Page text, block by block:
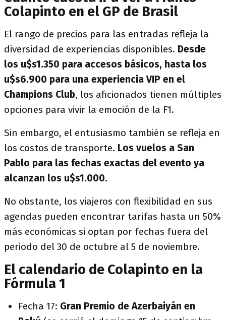
Colapinto en el GP de Brasil
El rango de precios para las entradas refleja la
diversidad de experiencias disponibles. Desde
los u$s1.350 para accesos básicos, hasta los
u$s6.900 para una experiencia VIP en el
Champions Club, los aficionados tienen múltiples
opciones para vivir la emoción de la F1.
Sin embargo, el entusiasmo también se refleja en
los costos de transporte. Los vuelos a San
Pablo para las fechas exactas del evento ya
alcanzan los u$s1.000.
No obstante, los viajeros con flexibilidad en sus
agendas pueden encontrar tarifas hasta un 50%
más económicas si optan por fechas fuera del
periodo del 30 de octubre al 5 de noviembre.
El calendario de Colapinto en la
Fórmula 1
Fecha 17: Gran Premio de Azerbaiyán en